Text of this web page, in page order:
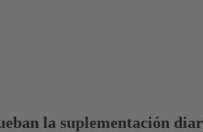
la suplementación